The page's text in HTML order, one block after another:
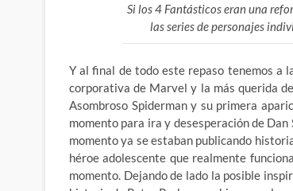
Si los 4 Fantásticos eran una
las series de personajes
Y al final de todo este repaso tenemos a
corporativa de Marvel y la más querida
Asombroso Spiderman y su primera
momento para ira y desesperación de
momento ya se estaban publicando
héroe adolescente que realmente
momento. Dejando de lado la posible